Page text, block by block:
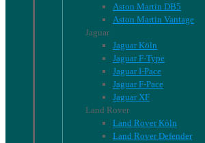
Aston Martin DB5
Aston Martin Vantage
Jaguar
Jaguar Köln
Jaguar F-Type
Jaguar I-Pace
Jaguar F-Pace
Jaguar XF
Land Rover
Land Rover Köln
Land Rover Defender